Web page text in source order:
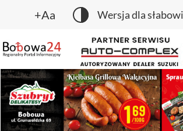
+Aa Wersja dla